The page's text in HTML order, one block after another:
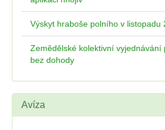
Výskyt hraboše polního v listopadu
Zemědělské kolektivní vyjednávání
bez dohody
Avíza